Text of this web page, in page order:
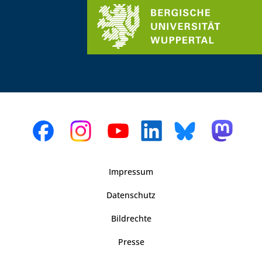
Impressum
Datenschutz
Bildrechte
Presse